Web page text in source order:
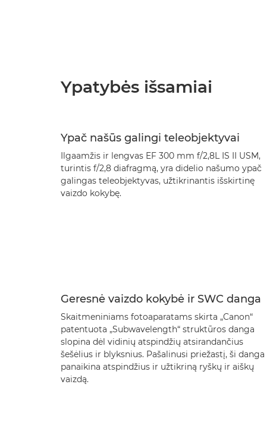
Ypatybės išsamiai
Ypač našūs galingi teleobjektyvai
Ilgaamžis ir lengvas EF 300 mm f/2,8L IS II USM,
turintis f/2,8 diafragmą, yra didelio našumo ypač
galingas teleobjektyvas, užtikrinantis išskirtinę
vaizdo kokybę.
Geresnė vaizdo kokybė ir SWC danga
Skaitmeniniams fotoaparatams skirta „Canon“
patentuota „Subwavelength“ struktūros danga
slopina dėl vidinių atspindžių atsirandančius
šešėlius ir blyksnius. Pašalinusi priežastį, ši danga
panaikina atspindžius ir užtikriną ryškų ir aiškų
vaizdą.